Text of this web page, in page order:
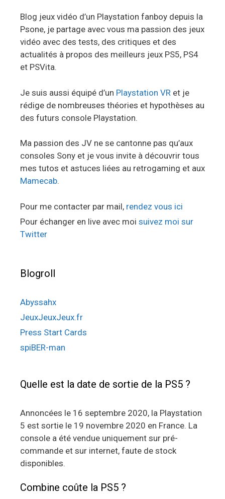
Blog jeux vidéo d’un Playstation fanboy depuis la
Psone, je partage avec vous ma passion des jeux
vidéo avec des tests, des critiques et des
actualités à propos des meilleurs jeux PS5, PS4
et PSVita.
Je suis aussi équipé d’un Playstation VR et je
rédige de nombreuses théories et hypothèses au
des futurs console Playstation.
Ma passion des JV ne se cantonne pas qu’aux
consoles Sony et je vous invite à découvrir tous
mes tutos et astuces liées au retrogaming et aux
Mamecab.
Pour me contacter par mail, rendez vous ici
Pour échanger en live avec moi suivez moi sur
Twitter
Blogroll
Abyssahx
JeuxJeuxJeux.fr
Press Start Cards
spiBER-man
Quelle est la date de sortie de la PS5 ?
Annoncées le 16 septembre 2020, la Playstation
5 est sortie le 19 novembre 2020 en France. La
console a été vendue uniquement sur pré-
commande et sur internet, faute de stock
disponibles.
Combine coûte la PS5 ?